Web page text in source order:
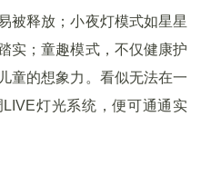
被释放；小夜灯模式如星星
实；童趣模式，不仅健康护
童的想象力。看似无法在一
灯光系统，便可通通实